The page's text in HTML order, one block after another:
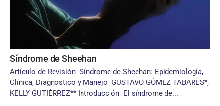
Síndrome de Sheehan
Artículo de Revisión Síndrome de Sheehan: Epidemiología,
Clínica, Diagnóstico y Manejo GUSTAVO GÓMEZ TABARES*,
KELLY GUTIÉRREZ** Introducción El síndrome de...